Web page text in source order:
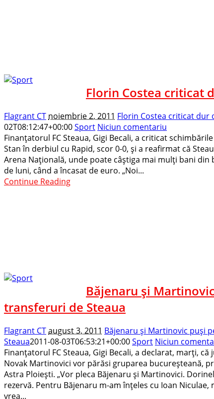
Florin Costea criticat
Flagrant CT noiembrie 2, 2011 Florin Costea criticat dur
02T08:12:47+00:00Sport Niciun comentariu
Finanţatorul FC Steaua, Gigi Becali, a criticat
Stan în derbiul cu Rapid, scor 0-0, şi a reafirmat că
Arena Naţională, unde poate câştiga mai mulţi bani din
de luni, când a încasat de euro. „Noi...
Continue Reading
Băjenaru şi
transferuri de Steaua
Flagrant CTaugust 3, 2011 Băjenaru şi Martinovic puşi
Steaua2011-08-03T06:53:21+00:00Sport Niciun
Finanţatorul FC Steaua, Gigi Becali, a declarat, marţi,
Novak Martinovici vor părăsi gruparea bucureşteană,
Astra Ploieşti. „Vor pleca Băjenaru şi Martinovici.
rezervă. Pentru Băjenaru m-am înţeles cu Ioan Niculae,
vrea...